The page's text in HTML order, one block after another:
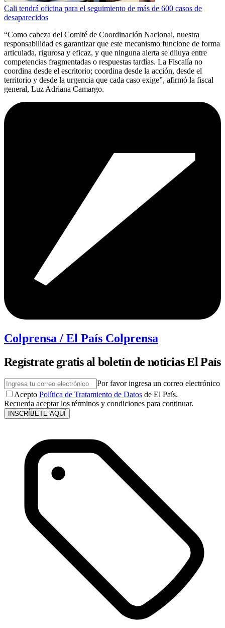
Cali tendrá oficina para el seguimiento de más de 600 casos de
desaparecidos
“Como cabeza del Comité de Coordinación Nacional, nuestra
responsabilidad es garantizar que este mecanismo funcione de forma
articulada, rigurosa y eficaz, y que ninguna alerta se diluya entre
competencias fragmentadas o respuestas tardías. La Fiscalía no
coordina desde el escritorio; coordina desde la acción, desde el
territorio y desde la urgencia que cada caso exige”, afirmó la fiscal
general, Luz Adriana Camargo.
Colprensa / El País Colprensa
Regístrate gratis al boletín de noticias El País
Por favor ingresa un correo electrónico
Acepto Política de Tratamiento de Datos de El País.
Recuerda aceptar los términos y condiciones para continuar.
INSCRÍBETE AQUÍ